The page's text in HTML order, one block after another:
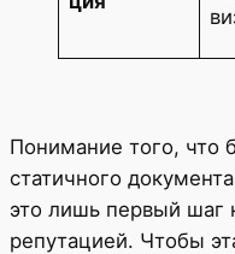
Понимание того, что
статичного
это лишь первый шаг
репутацией. Чтобы